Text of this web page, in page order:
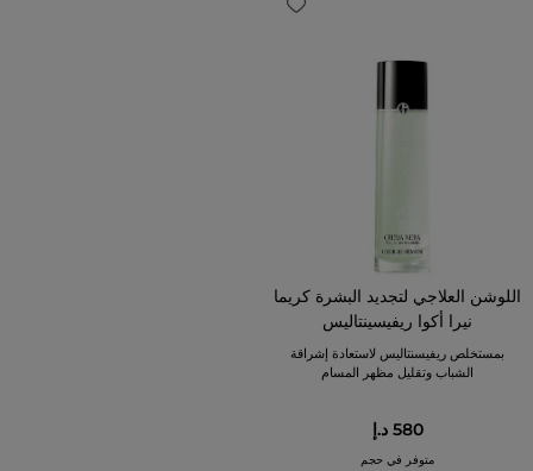
اللوشن العلاجي لتجديد البشرة كريما
نيرا أكوا ريفيسينتاليس
بمستخلص ريفيسنتاليس لاستعادة إشراقة
الشباب وتقليل مظهر المسام
580 د.إ
متوفر في حجم